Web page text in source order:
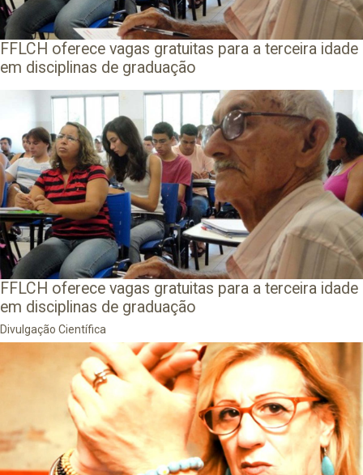
FFLCH oferece vagas gratuitas para a terceira idade
em disciplinas de graduação
FFLCH oferece vagas gratuitas para a terceira idade
em disciplinas de graduação
Divulgação Científica